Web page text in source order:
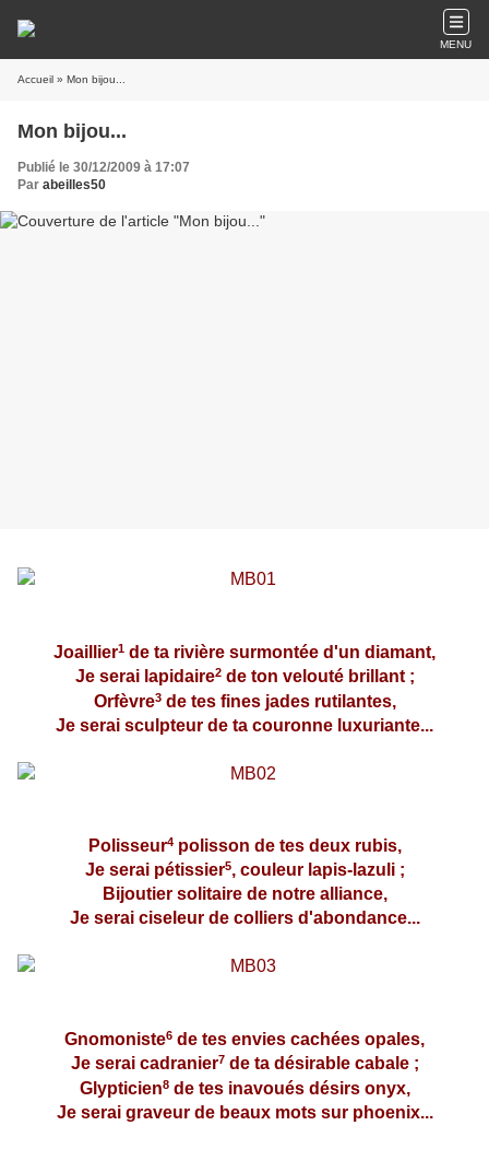
MENU
Accueil » Mon bijou...
Mon bijou...
Publié le 30/12/2009 à 17:07
Par abeilles50
Joaillier1 de ta rivière surmontée d'un diamant,
Je serai lapidaire2de ton velouté brillant ;
Orfèvre3de tes fines jades rutilantes,
Je serai sculpteur de ta couronne luxuriante...
Polisseur4polisson de tes deux rubis,
Je serai pétissier5, couleur lapis-lazuli ;
Bijoutier solitaire de notre alliance,
Je serai ciseleur de colliers d'abondance...
Gnomoniste6 de tes envies cachées opales,
Je serai cadranier7de ta désirable cabale ;
Glypticien8de tes inavoués désirs onyx,
Je serai graveur de beaux mots sur phoenix...